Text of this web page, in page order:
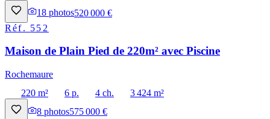
18 photos520 000 €
Réf. 552
Maison de Plain Pied de 220m² avec Piscine
Rochemaure
220 m²
6 p. 4 ch.
3 424 m²
8 photos575 000 €